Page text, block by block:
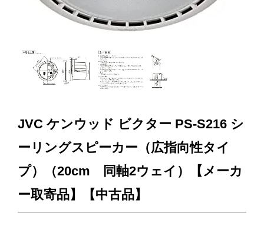
JVC ケンウッド ビクター PS-S216 シ
ーリングスピーカー（広指向性タイ
プ）（20cm 同軸2ウェイ）【メーカ
ー取寄品】【中古品】